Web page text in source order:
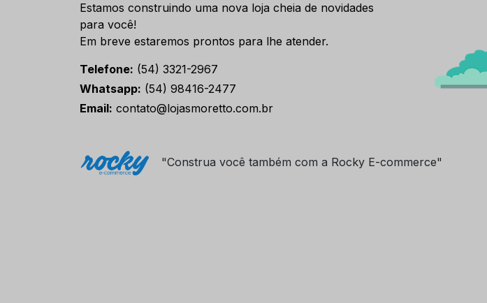
Estamos construindo uma nova loja cheia de novidades
para você!
Em breve estaremos prontos para lhe atender.
Telefone: (54) 3321-2967
Whatsapp: (54) 98416-2477
Email: contato@lojasmoretto.com.br
"Construa você também com a Rocky E-commerce"